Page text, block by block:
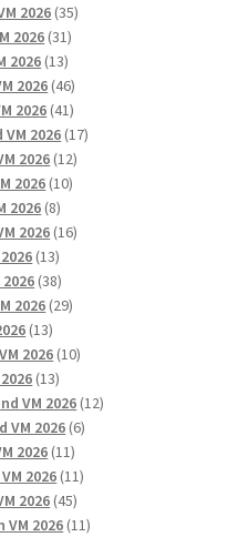
produkter
2026 3535
2026 3131
produkter
2026 1313
produkter
2026 4646
produkter
2026 4141
produkter
2026 1717
2026 1212
2026 1010
2026 88
produkter
2026 1616
1313
produkter
3838
produkter
2026 2929
1313
produkter
2026 1010
1313
produkter
VM 2026 1212
VM 2026 66
2026 1111
produkter
2026 1111
2026 4545
produkter
2026 1111